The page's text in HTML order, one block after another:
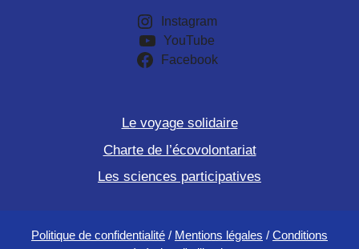
Instagram
YouTube
Facebook
Le voyage solidaire
Charte de l’écovolontariat
Les sciences participatives
Politique de confidentialité / Mentions légales / Conditions